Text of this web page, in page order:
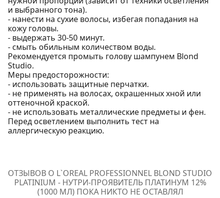
и выбранного тона).
- нанести на сухие волосы, избегая попадания на
кожу головы.
- выдержать 30-50 минут.
- смыть обильным количеством воды.
Рекомендуется промыть голову шампунем Blond
Studio.
Меры предосторожности:
- использовать защитные перчатки.
- не применять на волосах, окрашенных хной или
оттеночной краской.
- не использовать металлические предметы и фен.
Перед осветлением выполнить тест на
аллергическую реакцию.
ОТЗЫВОВ О L`OREAL PROFESSIONNEL BLOND STUDIO
PLATINIUM - НУТРИ-ПРОЯВИТЕЛЬ ПЛАТИНУМ 12%
(1000 МЛ) ПОКА НИКТО НЕ ОСТАВЛЯЛ